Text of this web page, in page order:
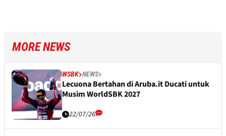
MORE NEWS
WSBK NEWS
Lecuona Bertahan di Aruba.it Ducati untuk
Musim WorldSBK 2027
22/07/26